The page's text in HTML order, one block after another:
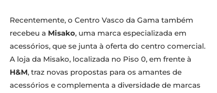
Recentemente, o Centro Vasco da Gama também
recebeu a Misako, uma marca especializada em
acessórios, que se junta à oferta do centro comercial.
A loja da Misako, localizada no Piso 0, em frente à
H&M, traz novas propostas para os amantes de
acessórios e complementa a diversidade de marcas